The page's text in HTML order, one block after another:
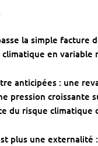
la simple facture
en variable
anticipées : une
pression croissante
du risque climatique
plus une